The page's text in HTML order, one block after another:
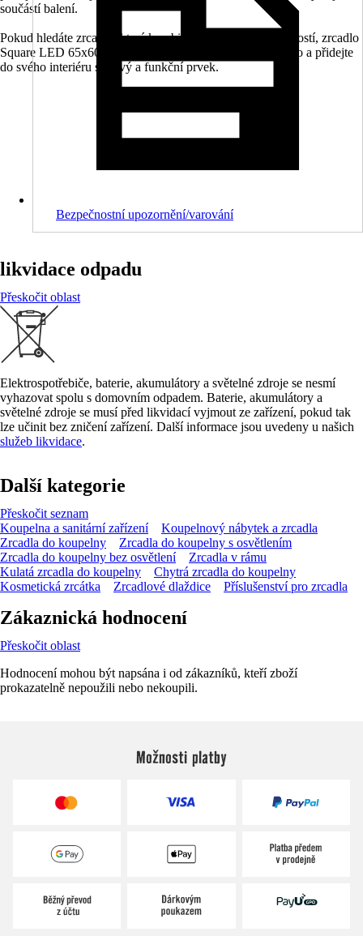
součástí balení.
Pokud hledáte zrcadlo, které kombinuje estetiku s praktičností, zrcadlo
Square LED 65x60 cm je skvělou volbou. Objednejte si ho a přidejte
do svého interiéru stylový a funkční prvek.
Bezpečnostní upozornění/varování
likvidace odpadu
Přeskočit oblast
Elektrospotřebiče, baterie, akumulátory a světelné zdroje se nesmí
vyhazovat spolu s domovním odpadem. Baterie, akumulátory a
světelné zdroje se musí před likvidací vyjmout ze zařízení, pokud tak
lze učinit bez zničení zařízení. Další informace jsou uvedeny u našich
služeb likvidace.
Další kategorie
Přeskočit seznam
Koupelna a sanitární zařízení
Koupelnový nábytek a zrcadla
Zrcadla do koupelny
Zrcadla do koupelny s osvětlením
Zrcadla do koupelny bez osvětlení
Zrcadla v rámu
Kulatá zrcadla do koupelny
Chytrá zrcadla do koupelny
Kosmetická zrcátka
Zrcadlové dlaždice Příslušenství pro zrcadla
Zákaznická hodnocení
Přeskočit oblast
Hodnocení mohou být napsána i od zákazníků, kteří zboží
prokazatelně nepoužili nebo nekoupili.
Možnosti platby